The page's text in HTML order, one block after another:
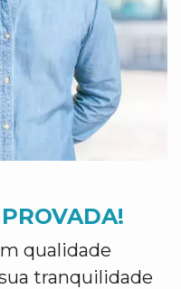
qualidade
tranquilidade